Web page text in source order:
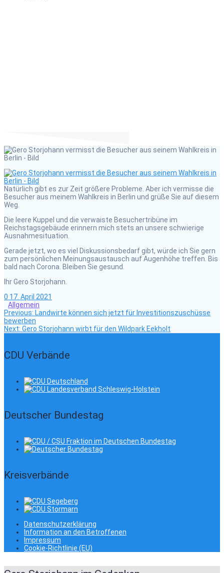
Natürlich gibt es zur Zeit größere Probleme. Aber ich vermisse die
Besucher aus meinem Wahlkreis in Berlin und grüße Sie auf diesem
Weg.
Die leere Kuppel und die verwaiste Besuchertribüne im
Reichstagsgebäude erinnern mich stets an unsere schwierige
Ausnahmesituation.
Gerade jetzt, wo es viel Diskussionsbedarf gibt, würde ich Sie gern
zum persönlichen Meinungsaustausch auf Augenhöhe treffen. Bis
bald nach Corona. Bleiben Sie gesund.
Ihr Gero Storjohann.
0 17. April 2021
Allgemein
Beitragsnavigation
Previous: Previous
post:
Landwirte können sich jetzt für Investitionszuschüsse
bewerben
Next: Next
Gero Storjohann wirbt für den Wildpark Eekholt
CDU Verbände
Deutscher Bundestag
Kreisverbände
Datenschutzerklärung
Information an den Betroffenen
Impressum
Cookie-Richtlinie (EU)